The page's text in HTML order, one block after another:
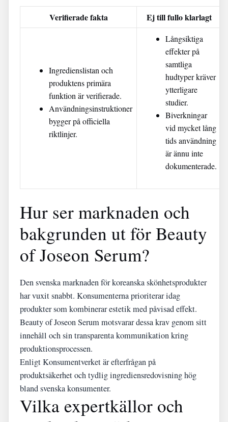
Verifierade fakta Ej till fullo klarlagt
Ingredienslistan och
produktens primära
funktion är verifierade.
Användningsinstruktioner
bygger på officiella
riktlinjer.
Långsiktiga
effekter på
samtliga
hudtyper kräver
ytterligare
studier.
Biverkningar
vid mycket lång
tids användning
är ännu inte
dokumenterade.
Hur ser marknaden och
bakgrunden ut för Beauty
of Joseon Serum?
Den svenska marknaden för koreanska skönhetsprodukter
har vuxit snabbt. Konsumenterna prioriterar idag
produkter som kombinerar estetik med påvisad effekt.
Beauty of Joseon Serum motsvarar dessa krav genom sitt
innehåll och sin transparenta kommunikation kring
produktionsprocessen.
Enligt Konsumentverket är efterfrågan på
produktsäkerhet och tydlig ingrediensredovisning hög
bland svenska konsumenter.
Vilka expertkällor och